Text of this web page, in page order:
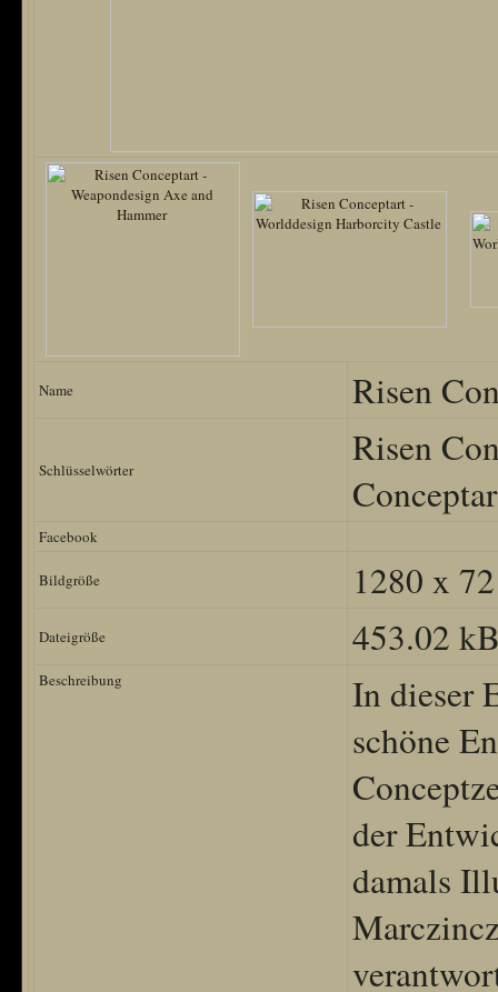
Name Risen
Schlüsselwörter
Risen
Facebook
Bildgröße 1280 x
Dateigröße 453.02
Beschreibung
In dieser
schöne
der
damals